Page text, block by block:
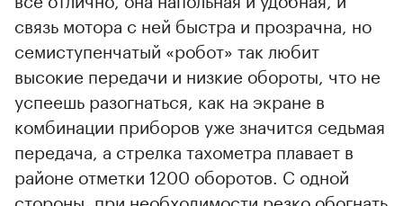
связь мотора с ней быстра и прозрачна, но
семиступенчатый «робот» так любит
высокие передачи и низкие обороты, что не
успеешь разогнаться, как на экране в
комбинации приборов уже значится седьмая
передача, а стрелка тахометра плавает в
районе отметки 1200 оборотов. С одной